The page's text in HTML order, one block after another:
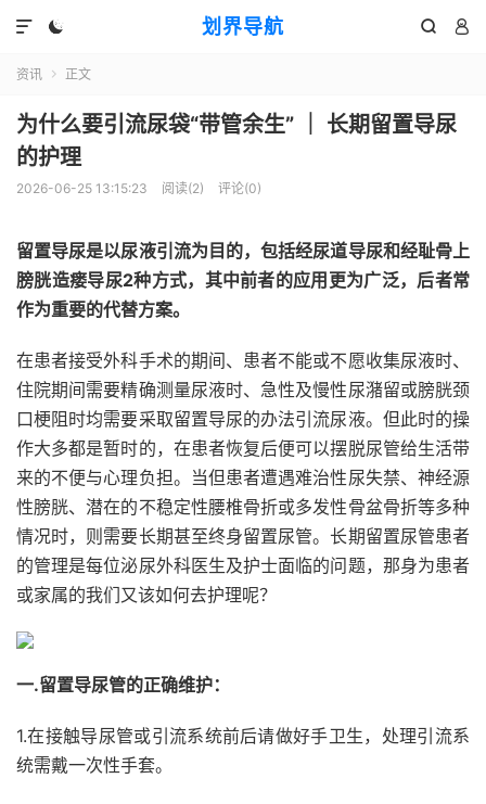
划界导航
  

资讯  正文
为什么要引流尿袋“带管余生” ｜ 长期留置导尿
的护理
2026-06-25 13:15:23 阅读(2) 评论(0)
留置导尿是以尿液引流为目的，包括经尿道导尿和经耻骨上
膀胱造瘘导尿2种方式，其中前者的应用更为广泛，后者常
作为重要的代替方案。
在患者接受外科手术的期间、患者不能或不愿收集尿液时、
住院期间需要精确测量尿液时、急性及慢性尿潴留或膀胱颈
口梗阻时均需要采取留置导尿的办法引流尿液。但此时的操
作大多都是暂时的，在患者恢复后便可以摆脱尿管给生活带
来的不便与心理负担。当但患者遭遇难治性尿失禁、神经源
性膀胱、潜在的不稳定性腰椎骨折或多发性骨盆骨折等多种
情况时，则需要长期甚至终身留置尿管。长期留置尿管患者
的管理是每位泌尿外科医生及护士面临的问题，那身为患者
或家属的我们又该如何去护理呢？
一.留置导尿管的正确维护：
1.在接触导尿管或引流系统前后请做好手卫生，处理引流系
统需戴一次性手套。